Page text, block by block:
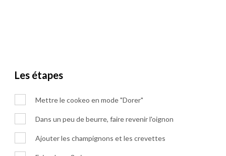
Les étapes
Mettre le cookeo en mode "Dorer"
Dans un peu de beurre, faire revenir l'oignon
Ajouter les champignons et les crevettes